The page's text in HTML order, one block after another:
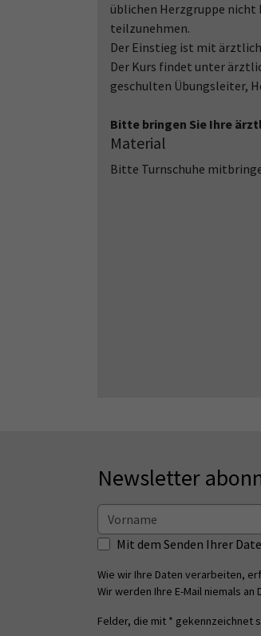
üblichen Herzgruppe
teilzunehmen.
Der Einstieg ist mit
Der Kurs findet unter
geschulten Übungsleiter,
Bitte bringen Sie Ihre
Material
Bitte Turnschuhe
Newsletter
Mit dem Senden Ihrer
Wie wir Ihre Daten verarbeiten,
Wir werden Ihre E-Mail niemals
Felder, die mit * gekennzeichnet